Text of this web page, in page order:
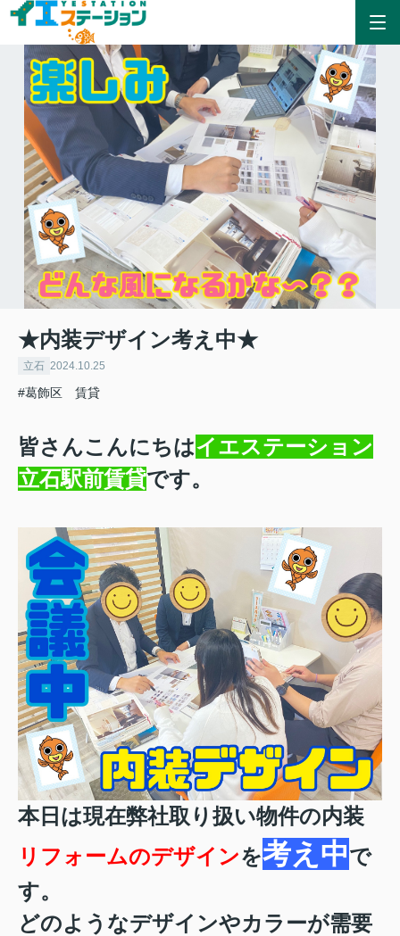
★内装デザイン考え中★
立石 2024.10.25
#葛飾区 賃貸
皆さんこんにちはイエステーション
立石駅前賃貸です。
本日は現在弊社取り扱い物件の内装
リフォームのデザインを考え中で
す。
どのようなデザインやカラーが需要